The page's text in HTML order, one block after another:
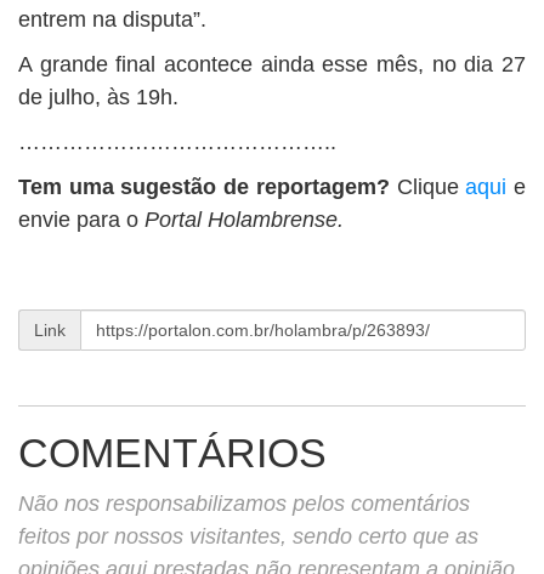
entrem na disputa”.
A grande final acontece ainda esse mês, no dia 27
de julho, às 19h.
……………………………………..
Tem uma sugestão de reportagem? Cliqueaquie
envie para o Portal Holambrense.
Link
COMENTÁRIOS
Não nos responsabilizamos pelos comentários
feitos por nossos visitantes, sendo certo que as
opiniões aqui prestadas não representam a opinião